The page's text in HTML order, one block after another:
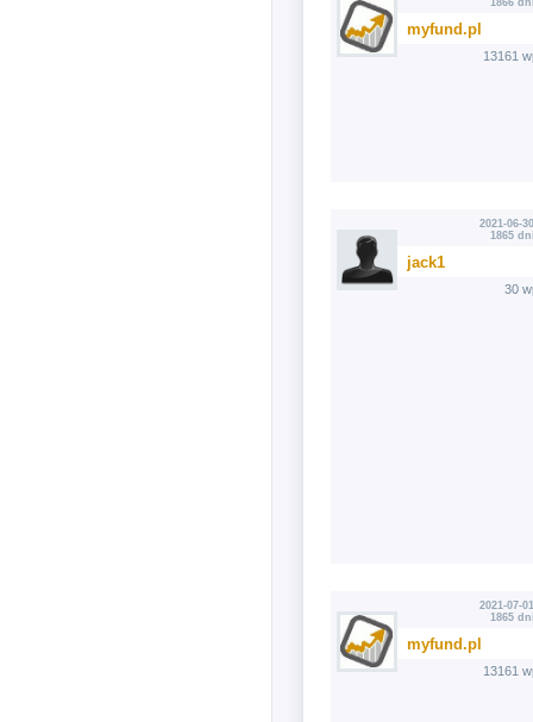
1866
myfund.pl
13161
2021-06-
1865
jack1
30
2021-07-
1865
myfund.pl
13161